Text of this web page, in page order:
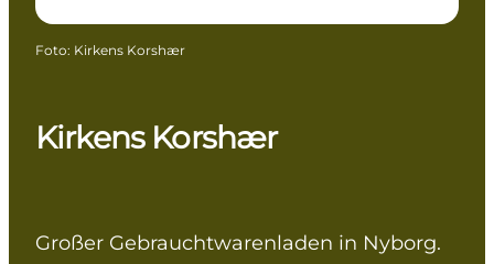
Kirkens Korshær
Großer Gebrauchtwarenladen in Nyborg.
Foto: Kirkens Korshær